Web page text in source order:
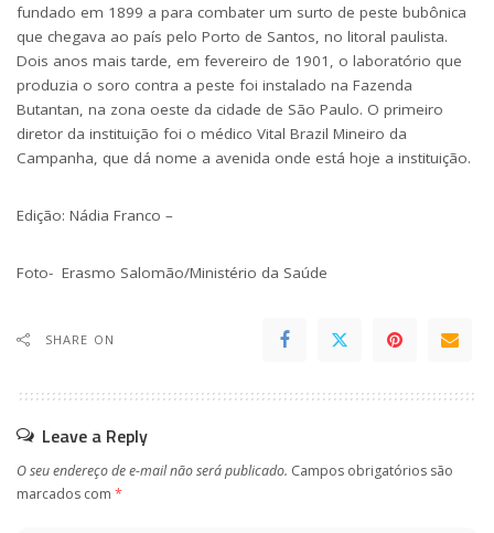
fundado em 1899 a para combater um surto de peste bubônica
que chegava ao país pelo Porto de Santos, no litoral paulista.
Dois anos mais tarde, em fevereiro de 1901, o laboratório que
produzia o soro contra a peste foi instalado na Fazenda
Butantan, na zona oeste da cidade de São Paulo. O primeiro
diretor da instituição foi o médico Vital Brazil Mineiro da
Campanha, que dá nome a avenida onde está hoje a instituição.
Edição: Nádia Franco –
Foto- Erasmo Salomão/Ministério da Saúde
SHARE ON
Leave a Reply
O seu endereço de e-mail não será publicado. Campos obrigatórios são
marcados com *